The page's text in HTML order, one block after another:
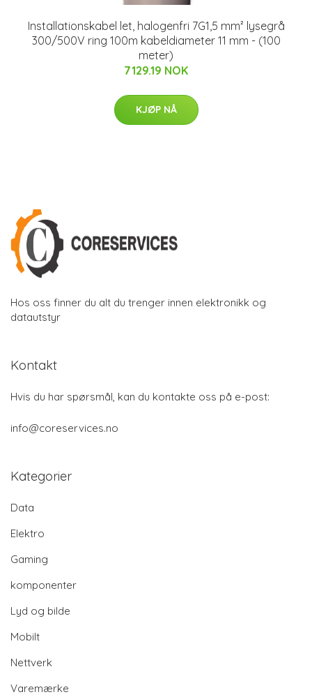
Installationskabel let, halogenfri 7G1,5 mm² lysegrå
300/500V ring 100m kabeldiameter 11 mm - (100
meter)
7129.19 NOK
KJØP NÅ
Hos oss finner du alt du trenger innen elektronikk og
datautstyr
Kontakt
Hvis du har spørsmål, kan du kontakte oss på e-post:
info@coreservices.no
Kategorier
Data
Elektro
Gaming
komponenter
Lyd og bilde
Mobilt
Nettverk
Varemærke